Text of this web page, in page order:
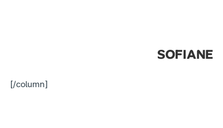
SOFIANE
[/column]